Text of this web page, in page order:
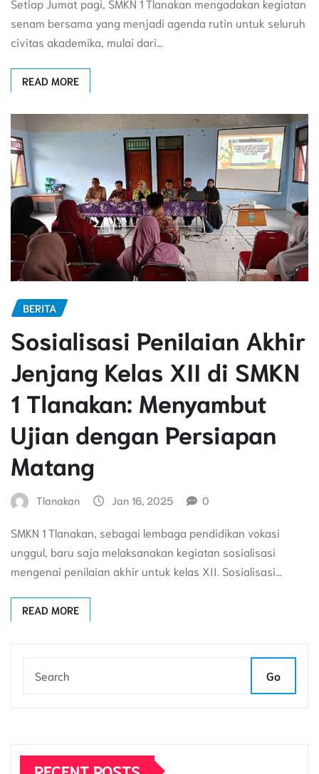
Setiap Jumat pagi, SMKN 1 Tlanakan mengadakan kegiatan
senam bersama yang menjadi agenda rutin untuk seluruh
civitas akademika, mulai dari…
READ MORE
BERITA
Sosialisasi Penilaian Akhir
Jenjang Kelas XII di SMKN
1 Tlanakan: Menyambut
Ujian dengan Persiapan
Matang
Tlanakan Jan 16, 2025 0
SMKN 1 Tlanakan, sebagai lembaga pendidikan vokasi
unggul, baru saja melaksanakan kegiatan sosialisasi
mengenai penilaian akhir untuk kelas XII. Sosialisasi…
READ MORE
Go